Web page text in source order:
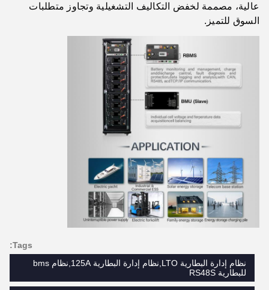
عالية، مصممة لخفض التكاليف التشغيلية وتجاوز متطلبات
السوق للتميز.
Tags:
نظام إدارة البطارية LTO,نظام إدارة البطارية 125A,نظام bms
للبطارية RS48S